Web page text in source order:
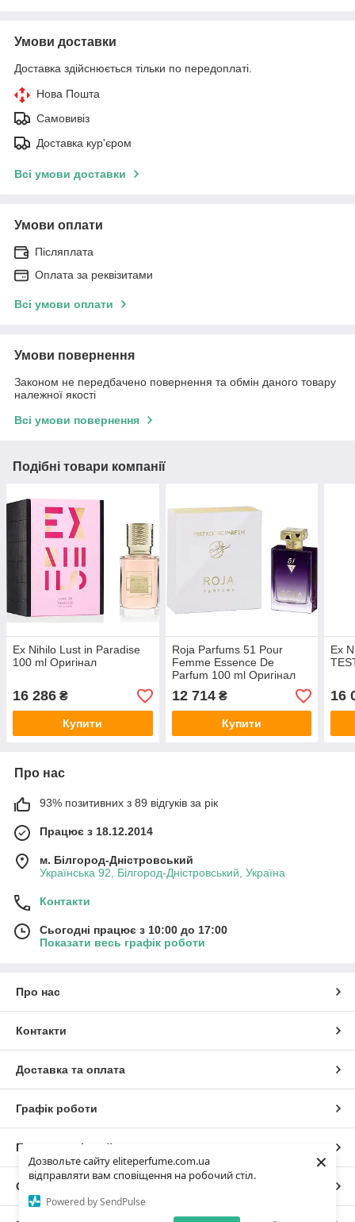
Дозвольте сайту eliteperfume.com.ua
відправляти вам сповіщення на робочий стіл.
Powered by SendPulse
×
Умови доставки
Доставка здійснюється тільки по передоплаті.
Нова Пошта
Самовивіз
Доставка кур'єром
Всі умови доставки
Умови оплати
Післяплата
Оплата за реквізитами
Всі умови оплати
Умови повернення
Законом не передбачено повернення та обмін даного товару
належної якості
Всі умови повернення
Подібні товари компанії
Ex Nihilo Lust in Paradise
100 ml Оригінал
16 286 ₴
Купити
Roja Parfums 51 Pour
Femme Essence De
Parfum 100 ml Оригінал
12 714₴
Купити
Ex
16
Про нас
93% позитивних з 89 відгуків за рік
Працює з 18.12.2014
м. Білгород-Дністровський
Українська 92, Білгород-Дністровський, Україна
Контакти
Сьогодні працює з 10:00 до 17:00
Показати весь графік роботи
Про нас
Контакти
Доставка та оплата
Графік роботи
Повна версія сайту
Сайт створено на маркетплейсі